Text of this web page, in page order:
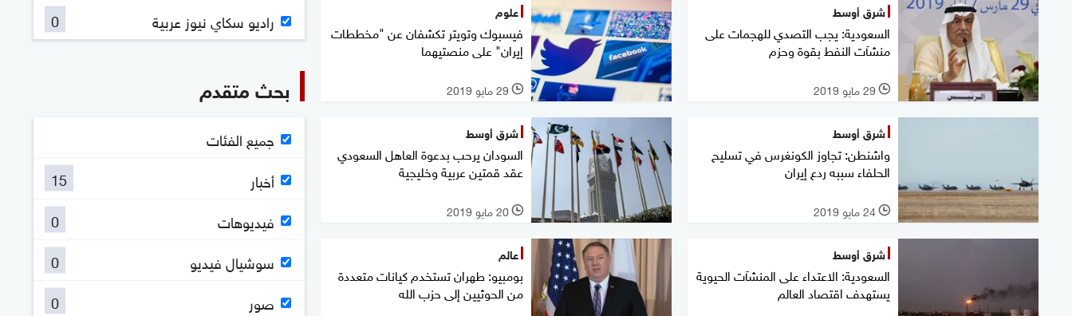
شرق أوسط
السعودية: يجب التصدي للهجمات على
منشآت النفط بقوة وحزم
l 29 مايو 2019
علوم
فيسبوك وتويتر تكشفان عن "مخططات
إيران" على منصتيهما
l 29 مايو 2019
شرق أوسط
واشنطن: تجاوز الكونغرس في تسليح
الحلفاء سببه ردع إيران
l 24 مايو 2019
شرق أوسط
السودان يرحب بدعوة العاهل السعودي
عقد قمتين عربية وخليجية
l 20 مايو 2019
شرق أوسط
السعودية: الاعتداء على المنشآت الحيوية
يستهدف اقتصاد العالم
عالم
بومبيو: طهران تستخدم كيانات متعددة
من الحوثيين إلى حزب الله
راديو سكاي نيوز عربية
0
بحث متقدم
جميع الفئات
أخبار
15
فيديوهات
0
سوشيال فيديو
0
صور
0